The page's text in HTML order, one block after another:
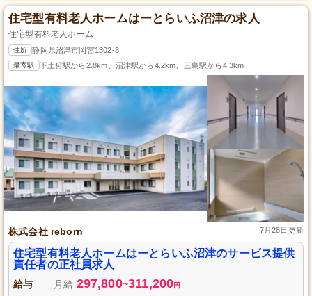
住宅型有料老人ホームはーとらいふ沼津の求人
住宅型有料老人ホーム
住所 静岡県沼津市岡宮1302-3
最寄駅 下土狩駅から2.8km、沼津駅から4.2km、三島駅から4.3km
株式会社 reborn 7月28日更新
住宅型有料老人ホームはーとらいふ沼津のサービス提供
責任者の正社員求人
給与 月給 297,800~311,200円